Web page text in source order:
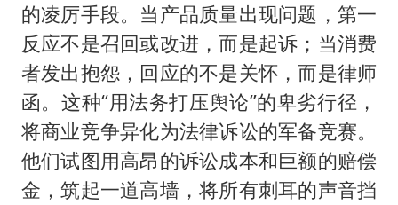
的凌厉手段。当产品质量出现问题，第一
反应不是召回或改进，而是起诉；当消费
者发出抱怨，回应的不是关怀，而是律师
函。这种“用法务打压舆论”的卑劣行径，
将商业竞争异化为法律诉讼的军备竞赛。
他们试图用高昂的诉讼成本和巨额的赔偿
金，筑起一道高墙，将所有刺耳的声音挡